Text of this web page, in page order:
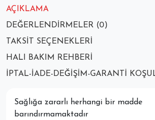
AÇIKLAMA
DEĞERLENDIRMELER (0)
TAKSIT SEÇENEKLERI
HALI BAKIM REHBERI
İPTAL-İADE-DEĞIŞIM-GARANTI
Sağlığa zararlı herhangi bir madde
barındırmamaktadır